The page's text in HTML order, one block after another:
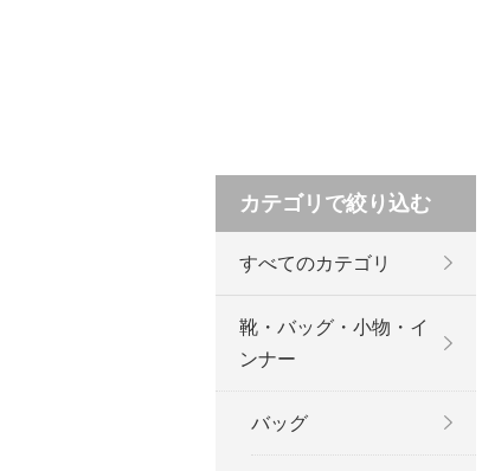
カテゴリで絞り込む
すべてのカテゴリ
靴・バッグ・小物・イ
ンナー
バッグ